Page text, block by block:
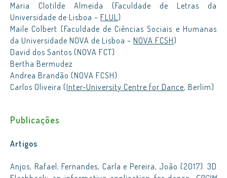
Maria Clotilde Almeida (Faculdade de Letras da
Universidade de Lisboa – FLUL)
Maile Colbert (Faculdade de Ciências Sociais e Humanas
da Universidade NOVA de Lisboa – NOVA FCSH)
David dos Santos (NOVA FCT)
Bertha Bermudez
Andrea Brandão (NOVA FCSH)
Carlos Oliveira (Inter-University Centre for Dance, Berlim)
Publicações
Artigos
Anjos, Rafael; Fernandes, Carla e Pereira, João (2017). 3D